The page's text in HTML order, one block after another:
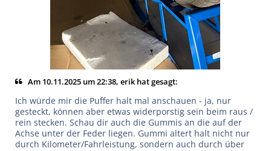
Am 10.11.2025 um 22:38, erik hat gesagt:
Ich würde mir die Puffer halt mal anschauen - ja, nur
gesteckt, können aber etwas widerporstig sein beim raus /
rein stecken. Schau dir auch die Gummis an die auf der
Achse unter der Feder liegen. Gummi altert halt nicht nur
durch Kilometer/Fahrleistung, sondern auch durch über